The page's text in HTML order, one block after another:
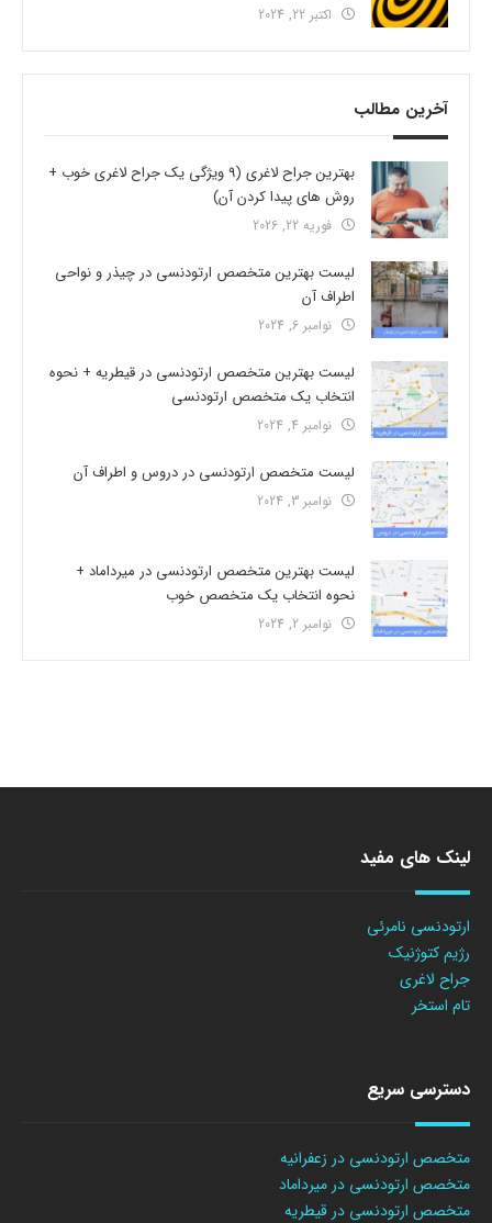
اکتبر 22, 2024
آخرین مطالب
بهترین جراح لاغری (9 ویژگی یک جراح لاغری خوب +
روش های پیدا کردن آن)
فوریه 22, 2026
لیست بهترین متخصص ارتودنسی در چیذر و نواحی
اطراف آن
نوامبر 6, 2024
لیست بهترین متخصص ارتودنسی در قیطریه + نحوه
انتخاب یک متخصص ارتودنسی
نوامبر 4, 2024
لیست متخصص ارتودنسی در دروس و اطراف آن
نوامبر 3, 2024
لیست بهترین متخصص ارتودنسی در میرداماد +
نحوه انتخاب یک متخصص خوب
نوامبر 2, 2024
لینک های مفید
ارتودنسی نامرئی
رژیم کتوژنیک
جراح لاغری
تام استخر
دسترسی سریع
متخصص ارتودنسی در زعفرانیه
متخصص ارتودنسی در میرداماد
متخصص ارتودنسی در قیطریه